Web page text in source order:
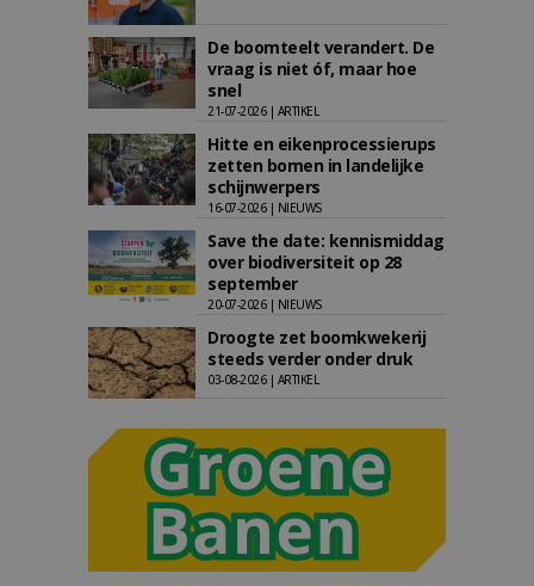
De boomteelt verandert. De
vraag is niet óf, maar hoe
snel
21-07-2026 | ARTIKEL
Hitte en eikenprocessierups
zetten bomen in landelijke
schijnwerpers
16-07-2026 | NIEUWS
Save the date: kennismiddag
over biodiversiteit op 28
september
20-07-2026 | NIEUWS
Droogte zet boomkwekerij
steeds verder onder druk
03-08-2026 | ARTIKEL